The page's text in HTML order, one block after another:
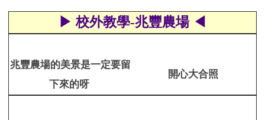
▶ 校外教學-兆豐農場 ◀
兆豐農場的美景是一定要留
下來的呀
開心大合照